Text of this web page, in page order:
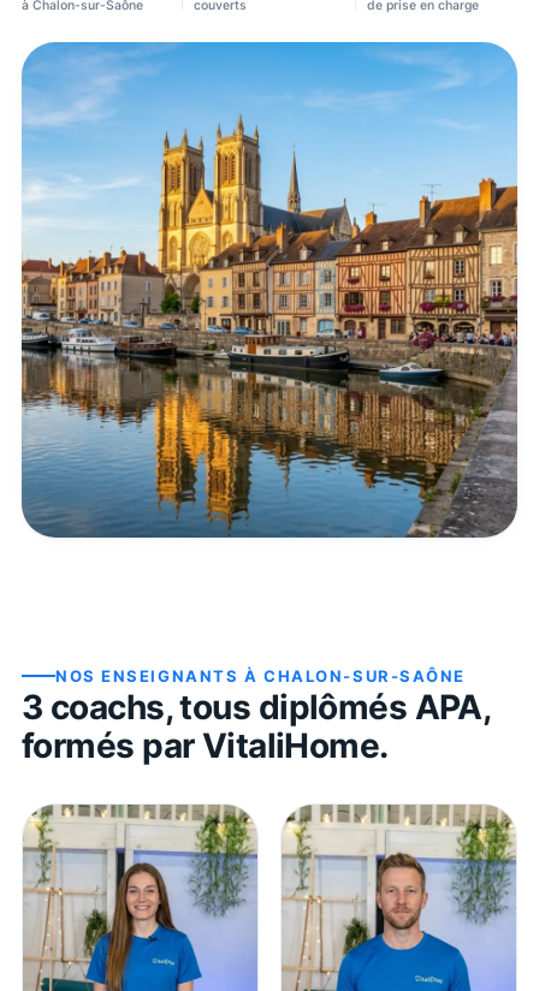
à Chalon-sur-Saône
couverts
de prise en charge
NOS ENSEIGNANTS ÀCHALON-SUR-SAÔNE
3 coachs, tous diplômés APA,
formés par VitaliHome.